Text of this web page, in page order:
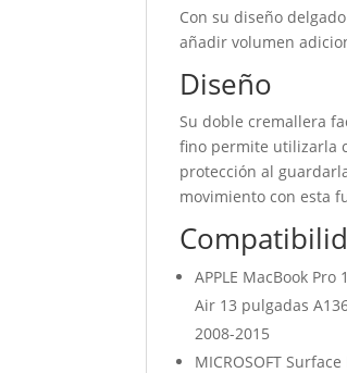
Con su diseño
añadir volumen
Diseño
Su doble cremallera
fino permite utilizarla
protección al
movimiento con esta
APPLE MacBook
Air 13 pulgadas
2008-2015
MICROSOFT